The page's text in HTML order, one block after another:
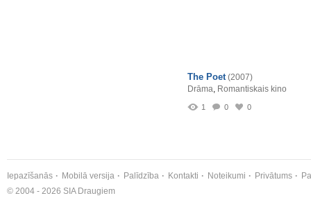
The Poet (2007)
Drāma, Romantiskais kino
1 0 0
Iepazīšanās Mobilā versija Palīdzība Kontakti Noteikumi Privātums
© 2004 - 2026 SIA Draugiem